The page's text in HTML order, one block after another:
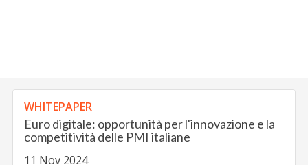
WHITEPAPER
Euro digitale: opportunità per l'innovazione e la
competitività delle PMI italiane
11 Nov 2024